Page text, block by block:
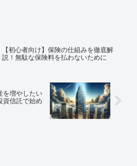
【初心者向け】保険の仕組みを徹底解
説！無駄な保険料を払わないために
を増やしたい
資信託で始め